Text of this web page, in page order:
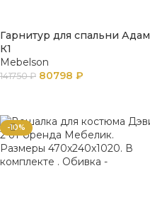
Гарнитур для спальни Адам
К1
Mebelson
141750₽ 80798 ₽
-10%